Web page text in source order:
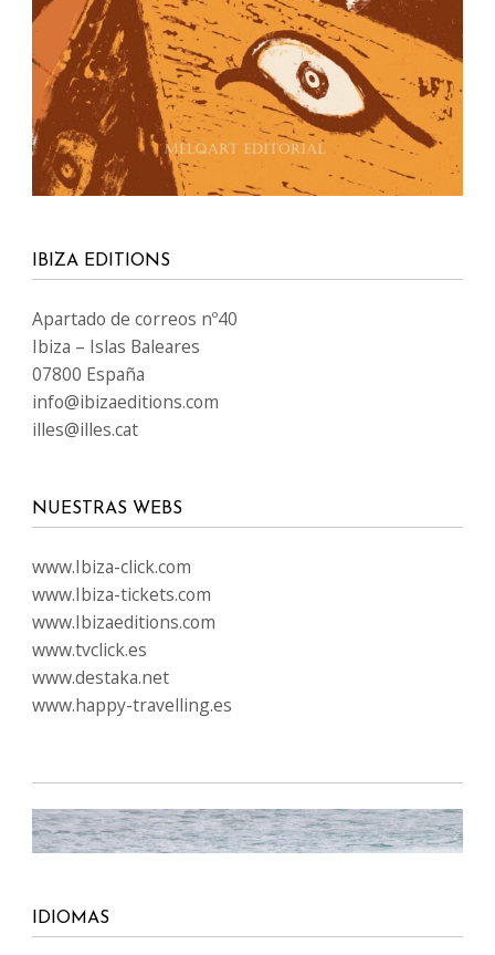
IBIZA EDITIONS
Apartado de correos nº40
Ibiza – Islas Baleares
07800 España
info@ibizaeditions.com
illes@illes.cat
NUESTRAS WEBS
www.Ibiza-click.com
www.Ibiza-tickets.com
www.Ibizaeditions.com
www.tvclick.es
www.destaka.net
www.happy-travelling.es
IDIOMAS